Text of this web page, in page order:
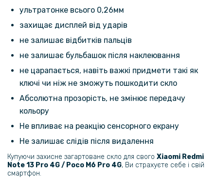
169 грн
199 грн
Чохол накладка Silicone Adds 6D для Xiaomi Redmi Note 13 Pro 4G /
365 грн
429 грн
Чохол-книжка Tayler для Xiaomi Redmi Note 13 Pro 4G / Poco M6 Pro
4G
Чохол Auto Focus Ultimate Experience для Xiaomi Redmi Note 13 Pro
4G / Poco M6 Pro 4G
ультратонке всього 0,26мм
захищає дисплей від ударів
не залишає відбитків пальців
не залишає бульбашок після наклеювання
не царапається, навіть важкі придмети такі як
ключі чи ніж не зможуть пошкодити скло
Абсолютна прозорість, не змінює передачу
кольору
Не впливає на реакцію сенсорного екрану
Не залишає слідів після видалення
Купуючи захисне загартоване скло для свого Xiaomi Redmi
Note 13 Pro 4G / Poco M6 Pro 4G, Ви страхуєте себе і свій
смартфон.